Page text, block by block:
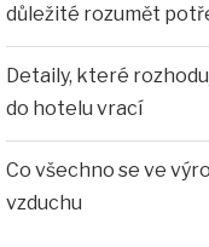
důležité rozumět
Detaily, které
do hotelu vrací
Co všechno se ve
vzduchu